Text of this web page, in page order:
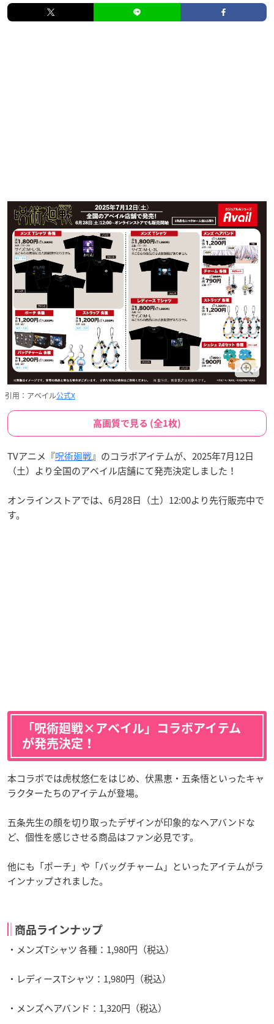
引用：アベイル公式X
高画質で見る (全1枚)
TVアニメ『呪術廻戦』のコラボアイテムが、2025年7月12日
（土）より全国のアベイル店舗にて発売決定しました！
オンラインストアでは、6月28日（土）12:00より先行販売中で
す。
「呪術廻戦×アベイル」コラボアイテム
が発売決定！
本コラボでは虎杖悠仁をはじめ、伏黒恵・五条悟といったキャ
ラクターたちのアイテムが登場。
五条先生の顔を切り取ったデザインが印象的なヘアバンドな
ど、個性を感じさせる商品はファン必見です。
他にも「ポーチ」や「バッグチャーム」といったアイテムがラ
インナップされました。
商品ラインナップ
・メンズTシャツ 各種：1,980円（税込）
・レディースTシャツ：1,980円（税込）
・メンズヘアバンド：1,320円（税込）